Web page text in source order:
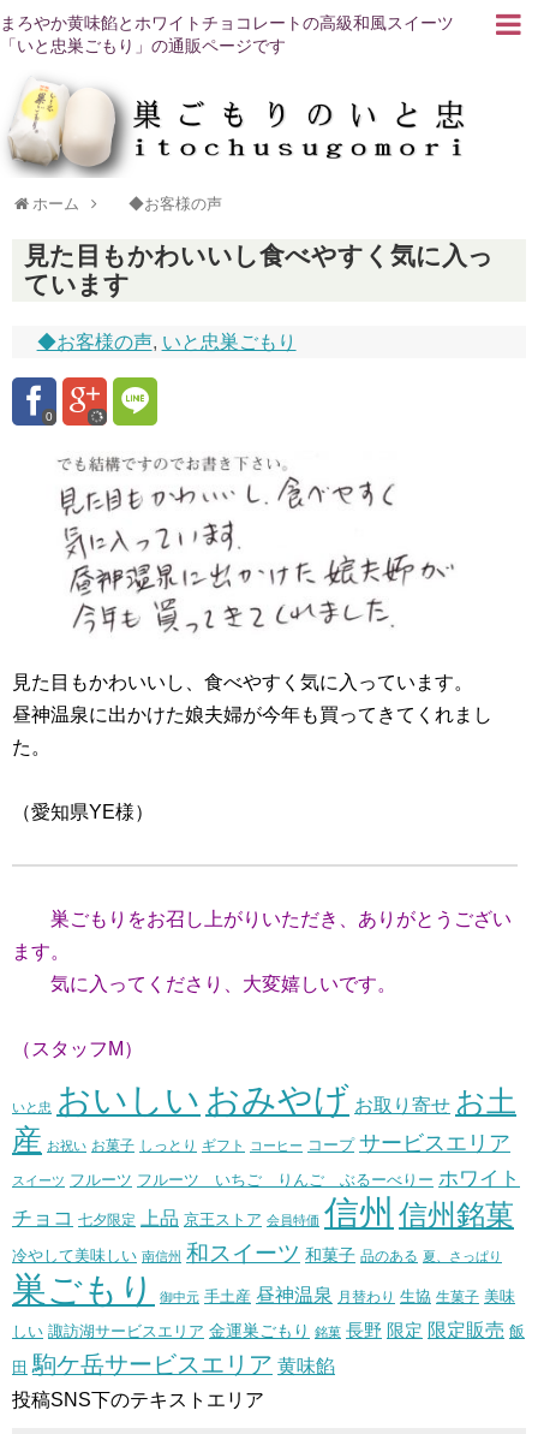
まろやか黄味餡とホワイトチョコレートの高級和風スイーツ
「いと忠巣ごもり」の通販ページです
ホーム ◆お客様の声
見た目もかわいいし食べやすく気に入っ
ています
◆お客様の声, いと忠巣ごもり
0
見た目もかわいいし、食べやすく気に入っています。
昼神温泉に出かけた娘夫婦が今年も買ってきてくれまし
た。
（愛知県YE様）
巣ごもりをお召し上がりいただき、ありがとうござい
ます。
気に入ってくださり、大変嬉しいです。
（スタッフM）
いと忠 おいしい おみやげ お取り寄せ お土
産 お祝い お菓子 しっとり ギフト コーヒー コープ サービスエリア
スイーツ フルーツ フルーツ いちご りんご ぶるーべりー ホワイト
チョコ 七夕限定 上品 京王ストア 会員特価 信州 信州銘菓
冷やして美味しい 南信州 和スイーツ 和菓子 品のある 夏、さっぱり
巣ごもり 御中元 手土産 昼神温泉 月替わり 生協 生菓子 美味
しい 諏訪湖サービスエリア 金運巣ごもり 銘菓 長野 限定 限定販売 飯
田 駒ケ岳サービスエリア 黄味餡
投稿SNS下のテキストエリア